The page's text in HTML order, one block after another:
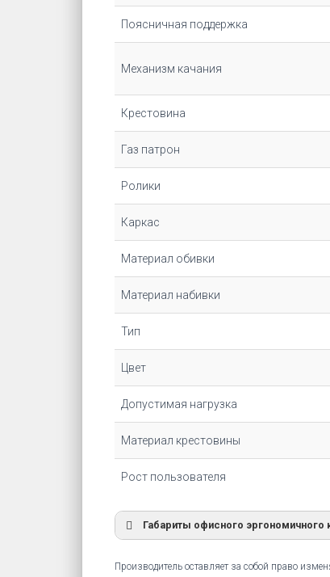
Поясничная поддержка
Механизм качания
Крестовина
Газ патрон
Ролики
Каркас
Материал обивки
Материал набивки
Тип
Цвет
Допустимая нагрузка
Материал крестовины
Рост пользователя
Габариты офисного эргономичного
Производитель оставляет за собой право